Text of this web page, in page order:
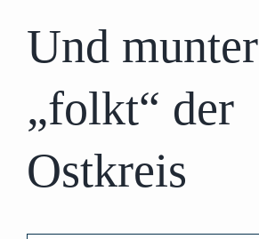
Und munter
„folkt“ der
Ostkreis